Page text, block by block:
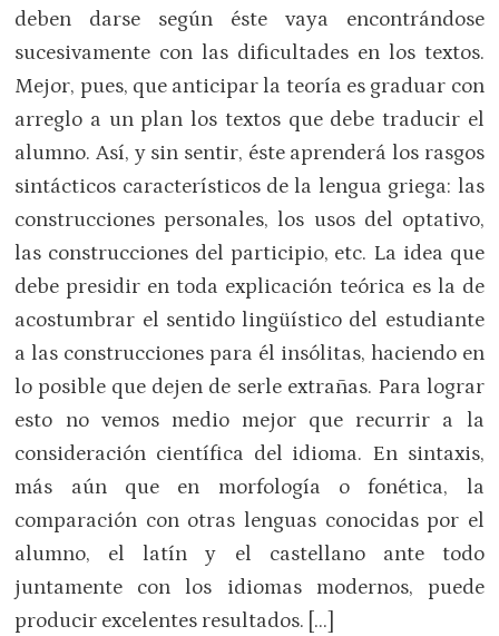
deben darse según éste vaya encontrándose
sucesivamente con las dificultades en los textos.
Mejor, pues, que anticipar la teoría es graduar con
arreglo a un plan los textos que debe traducir el
alumno. Así, y sin sentir, éste aprenderá los rasgos
sintácticos característicos de la lengua griega: las
construcciones personales, los usos del optativo,
las construcciones del participio, etc. La idea que
debe presidir en toda explicación teórica es la de
acostumbrar el sentido lingüístico del estudiante
a las construcciones para él insólitas, haciendo en
lo posible que dejen de serle extrañas. Para lograr
esto no vemos medio mejor que recurrir a la
consideración científica del idioma. En sintaxis,
más aún que en morfología o fonética, la
comparación con otras lenguas conocidas por el
alumno, el latín y el castellano ante todo
juntamente con los idiomas modernos, puede
producir excelentes resultados. […]